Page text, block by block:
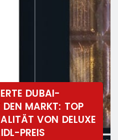
DUBAI-
MARKT: TOP
VON DELUXE
PREIS